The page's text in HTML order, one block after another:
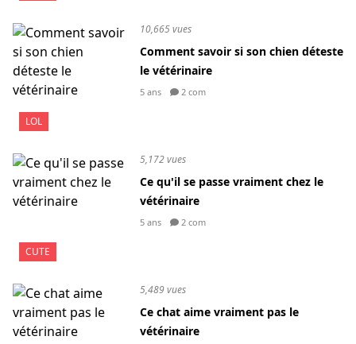
LOL
10,665 vues
Comment savoir si son chien déteste
le vétérinaire
5 ans 2 com
CUTE
5,172 vues
Ce qu'il se passe vraiment chez le
vétérinaire
5 ans 2 com
5,489 vues
Ce chat aime vraiment pas le
vétérinaire